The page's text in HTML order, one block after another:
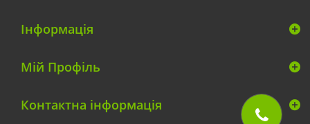
Інформація
Мій Профіль
Контактна інформація